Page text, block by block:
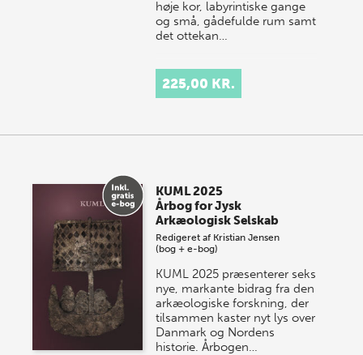
høje kor, labyrintiske gange
og små, gådefulde rum samt
det ottekan…
225,00 KR.
KUML 2025
Årbog for Jysk
Arkæologisk Selskab
Redigeret af Kristian Jensen
(bog + e-bog)
KUML 2025 præsenterer seks
nye, markante bidrag fra den
arkæologiske forskning, der
tilsammen kaster nyt lys over
Danmark og Nordens
historie. Årbogen…